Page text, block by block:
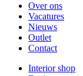
Over ons
Vacatures
Nieuws
Outlet
Contact
Interior shop